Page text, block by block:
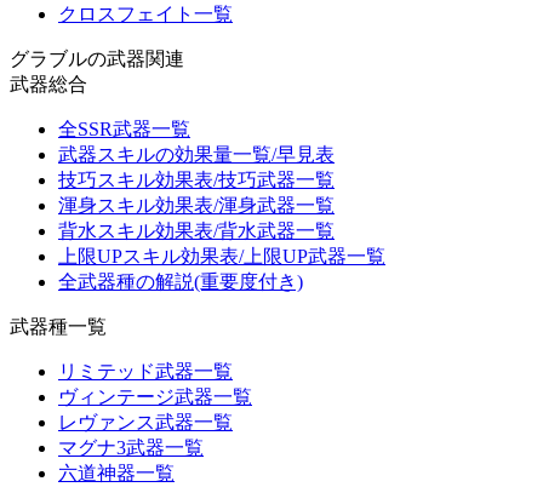
クロスフェイト一覧
グラブルの武器関連
武器総合
全SSR武器一覧
武器スキルの効果量一覧/早見表
技巧スキル効果表/技巧武器一覧
渾身スキル効果表/渾身武器一覧
背水スキル効果表/背水武器一覧
上限UPスキル効果表/上限UP武器一覧
全武器種の解説(重要度付き)
武器種一覧
リミテッド武器一覧
ヴィンテージ武器一覧
レヴァンス武器一覧
マグナ3武器一覧
六道神器一覧